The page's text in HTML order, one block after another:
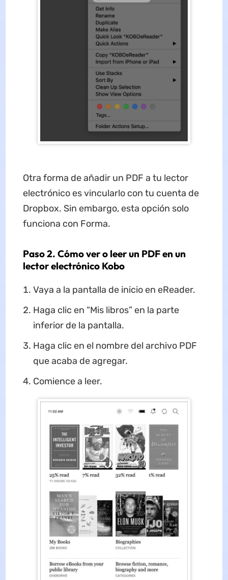
Otra forma de añadir un PDF a tu lector
electrónico es vincularlo con tu cuenta de
Dropbox. Sin embargo, esta opción solo
funciona con Forma.
Paso 2. Cómo ver o leer un PDF en un
lector electrónico Kobo
Vaya a la pantalla de inicio en eReader.
Haga clic en “Mis libros” en la parte
inferior de la pantalla.
Haga clic en el nombre del archivo PDF
que acaba de agregar.
Comience a leer.